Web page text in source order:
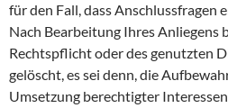
für den Fall, dass Anschlussfragen
Nach Bearbeitung Ihres Anliegens
Rechtspflicht oder des genutzten
gelöscht, es sei denn, die
Umsetzung berechtigter